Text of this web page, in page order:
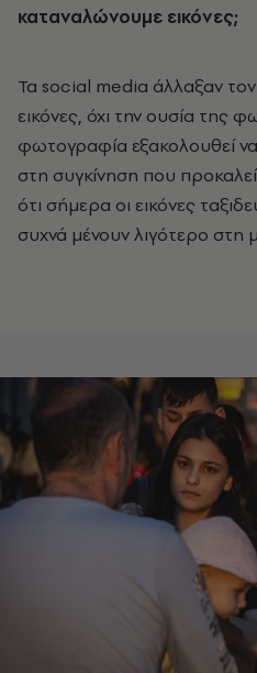
καταναλώνουμε εικόνες;
Τα social media άλλαξαν
εικόνες, όχι την ουσία της
φωτογραφία εξακολουθεί
στη συγκίνηση που
ότι σήμερα οι εικόνες
συχνά μένουν λιγότερο στη